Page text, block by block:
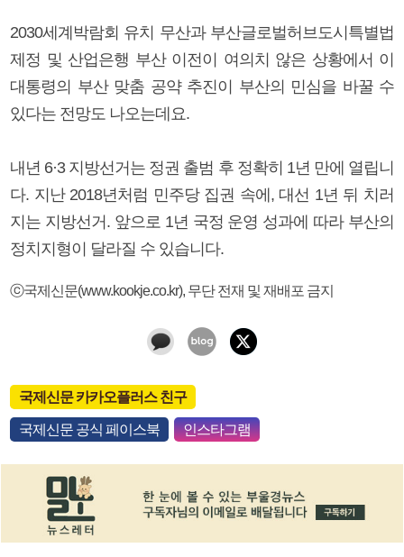
2030세계박람회 유치 무산과 부산글로벌허브도시특별법
제정 및 산업은행 부산 이전이 여의치 않은 상황에서 이
대통령의 부산 맞춤 공약 추진이 부산의 민심을 바꿀 수
있다는 전망도 나오는데요.
내년 6·3 지방선거는 정권 출범 후 정확히 1년 만에 열립니
다. 지난 2018년처럼 민주당 집권 속에, 대선 1년 뒤 치러
지는 지방선거. 앞으로 1년 국정 운영 성과에 따라 부산의
정치지형이 달라질 수 있습니다.
ⓒ국제신문(www.kookje.co.kr), 무단 전재 및 재배포 금지
국제신문 카카오플러스 친구
국제신문 공식 페이스북 인스타그램